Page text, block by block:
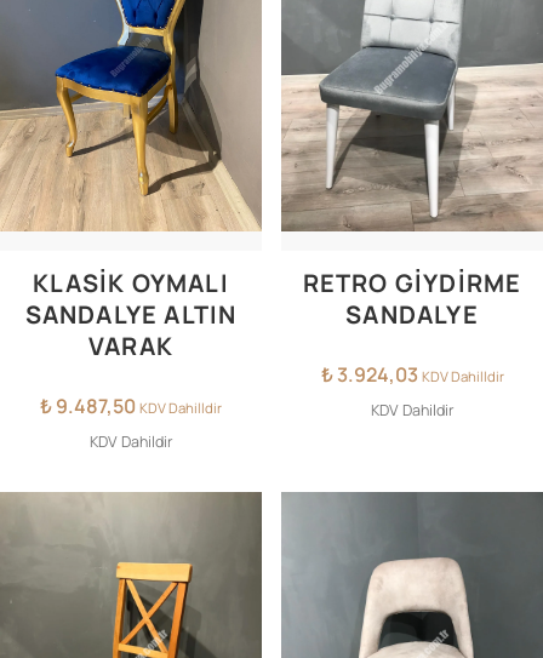
KLASIK OYMALI
SANDALYE ALTIN
VARAK
₺9.487,50 KDV Dahilldir
KDV Dahildir
RETRO GİYDİRME
SANDALYE
₺3.924,03 KDV Dahilldir
KDV Dahildir